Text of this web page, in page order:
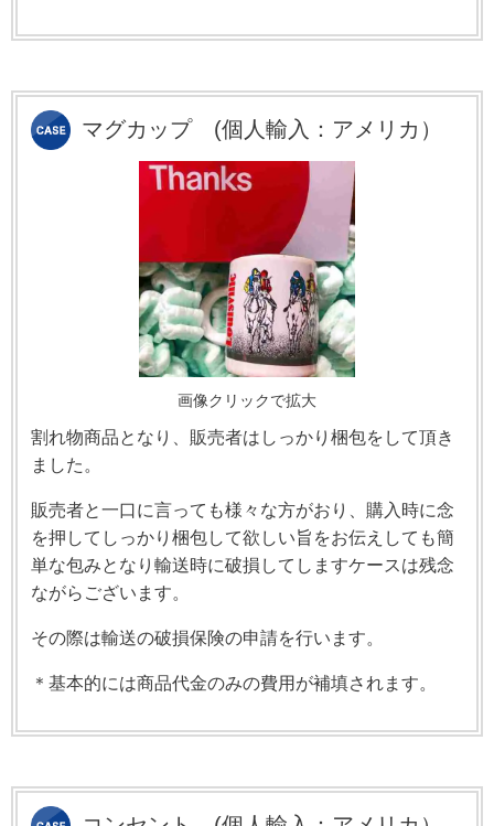
マグカップ(個人輸入：アメリカ）
画像クリックで拡大
割れ物商品となり、販売者はしっかり梱包をして頂き
ました。
販売者と一口に言っても様々な方がおり、購入時に念
を押してしっかり梱包して欲しい旨をお伝えしても簡
単な包みとなり輸送時に破損してしますケースは残念
ながらございます。
その際は輸送の破損保険の申請を行います。
＊基本的には商品代金のみの費用が補填されます。